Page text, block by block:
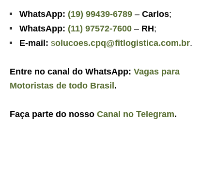
WhatsApp: (19) 99439-6789 – Carlos;
WhatsApp: (11) 97572-7600 – RH;
E-mail: solucoes.cpq@fitlogistica.com.br.
Entre no canal do WhatsApp: Vagas para
Motoristas de todo Brasil .
Faça parte do nosso Canal no Telegram.